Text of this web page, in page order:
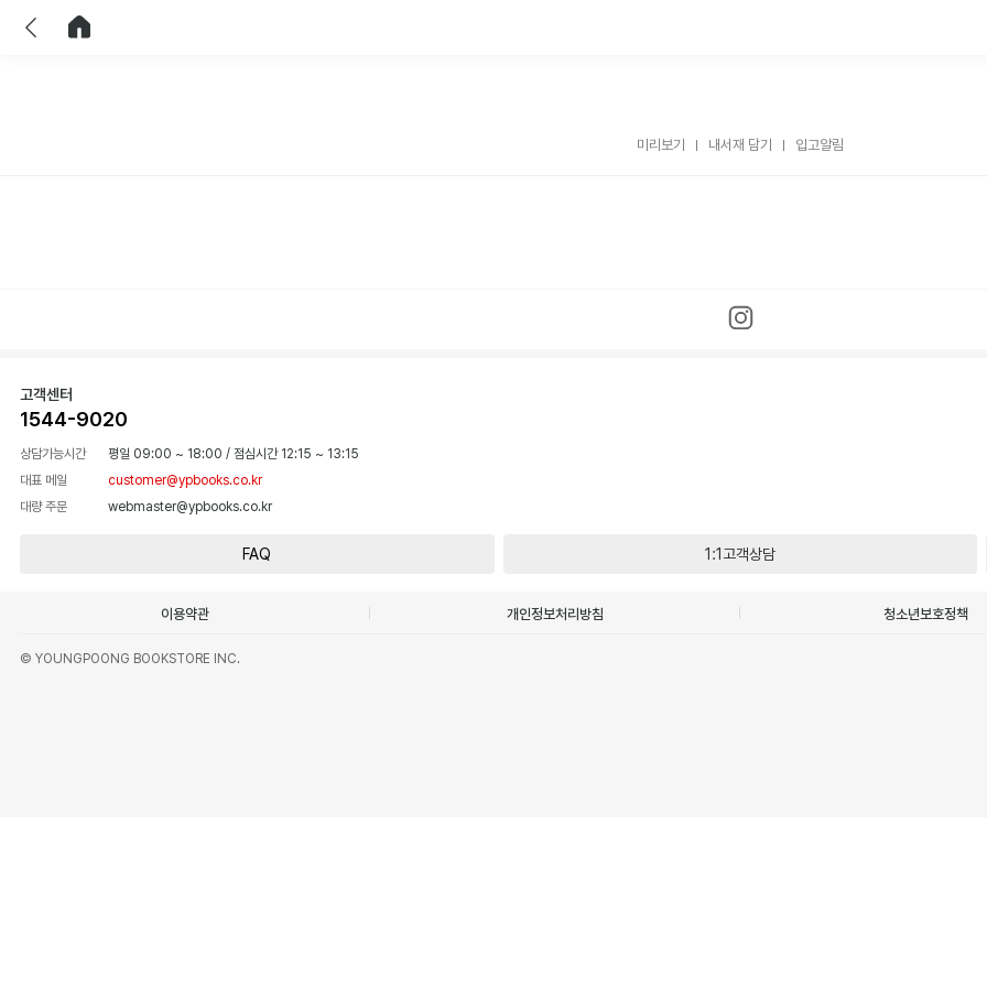
미리보기 내서재 담기 입고알림
고객센터
1544-9020
상담가능시간 평일 09:00 ~ 18:00 / 점심시간 12:15 ~ 13:15
대표 메일
customer@ypbooks.co.kr
대량 주문
webmaster@ypbooks.co.kr
FAQ 1:1고객상담
이용약관 개인정보처리방침 청소년보호정책
© YOUNGPOONG BOOKSTORE INC.